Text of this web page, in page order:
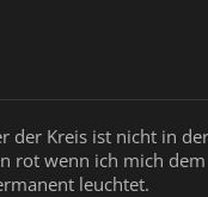
der Kreis ist nicht in
rot wenn ich mich dem
leuchtet.